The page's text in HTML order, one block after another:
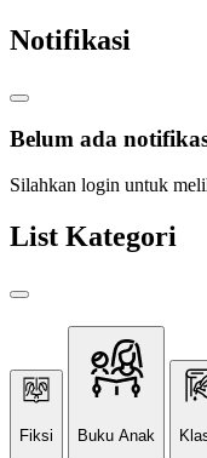
Notifikasi
Belum ada
Silahkan login untuk
List Kategori
Fiksi Buku Anak